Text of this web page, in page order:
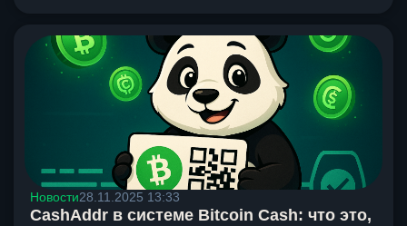
Новости28.11.2025 13:33
CashAddr в системе Bitcoin Cash: что это,